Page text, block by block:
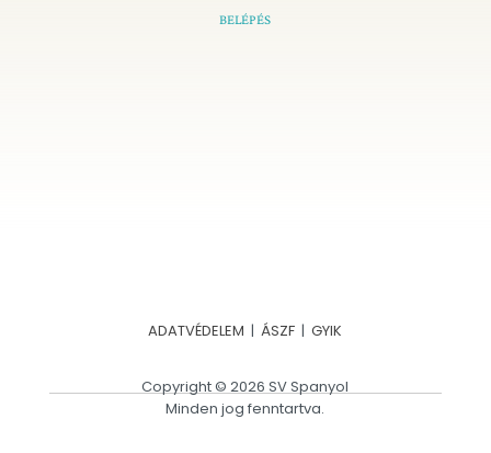
BELÉPÉS
ADATVÉDELEM | ÁSZF |GYIK
Copyright © 2026 SV Spanyol
Minden jog fenntartva.